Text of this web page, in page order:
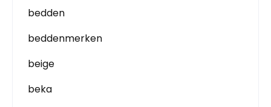
bedden
beddenmerken
beige
beka